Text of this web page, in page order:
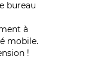
bureau
à
mobile.
!